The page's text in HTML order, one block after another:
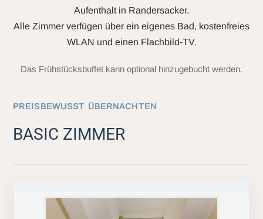
Aufenthalt in Randersacker.
Alle Zimmer verfügen über ein eigenes Bad, kostenfreies
WLAN und einen Flachbild-TV.
Das Frühstücksbuffet kann optional hinzugebucht werden.
PREISBEWUSST ÜBERNACHTEN
BASIC ZIMMER